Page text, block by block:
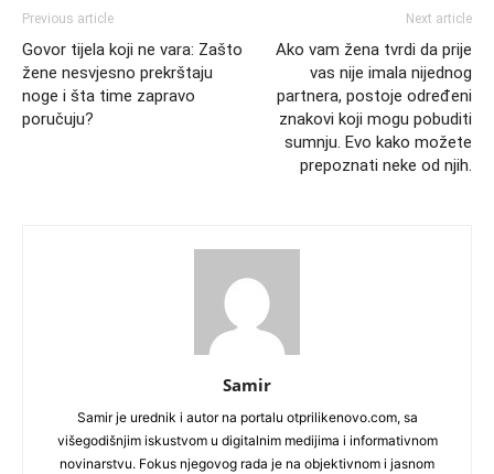
Previous article
Govor tijela koji ne vara: Zašto
žene nesvjesno prekrštaju
noge i šta time zapravo
poručuju?
Next article
Ako vam žena tvrdi da prije
vas nije imala nijednog
partnera, postoje određeni
znakovi koji mogu pobuditi
sumnju. Evo kako možete
prepoznati neke od njih.
Samir
Samir je urednik i autor na portalu otprilikenovo.com, sa
višegodišnjim iskustvom u digitalnim medijima i informativnom
novinarstvu. Fokus njegovog rada je na objektivnom i jasnom